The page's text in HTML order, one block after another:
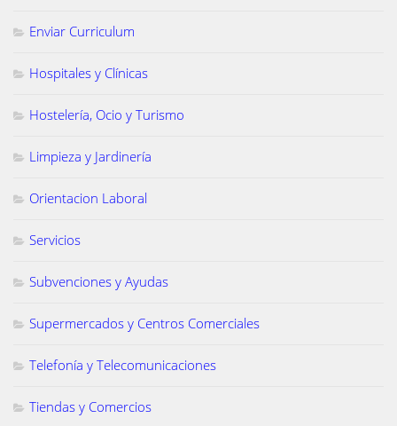
Enviar Curriculum
Hospitales y Clínicas
Hostelería, Ocio y Turismo
Limpieza y Jardinería
Orientacion Laboral
Servicios
Subvenciones y Ayudas
Supermercados y Centros Comerciales
Telefonía y Telecomunicaciones
Tiendas y Comercios